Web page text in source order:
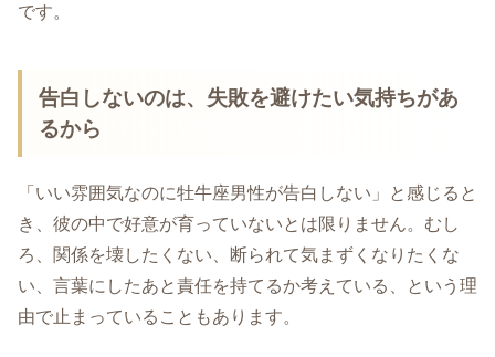
です。
告白しないのは、失敗を避けたい気持ちがあ
るから
「いい雰囲気なのに牡牛座男性が告白しない」と感じると
き、彼の中で好意が育っていないとは限りません。むし
ろ、関係を壊したくない、断られて気まずくなりたくな
い、言葉にしたあと責任を持てるか考えている、という理
由で止まっていることもあります。